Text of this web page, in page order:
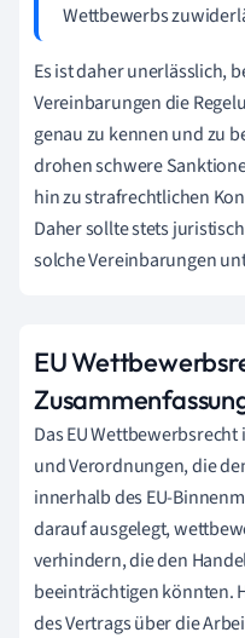
Wettbewerbs
Es ist daher unerlässlich,
Vereinbarungen die
genau zu kennen und zu
drohen schwere
hin zu strafrechtlichen
Daher sollte stets
solche Vereinbarungen
EU
Das EU
und Verordnungen, die
innerhalb des EU-
darauf ausgelegt,
verhindern, die den
beeinträchtigen könnten.
des Vertrags über die